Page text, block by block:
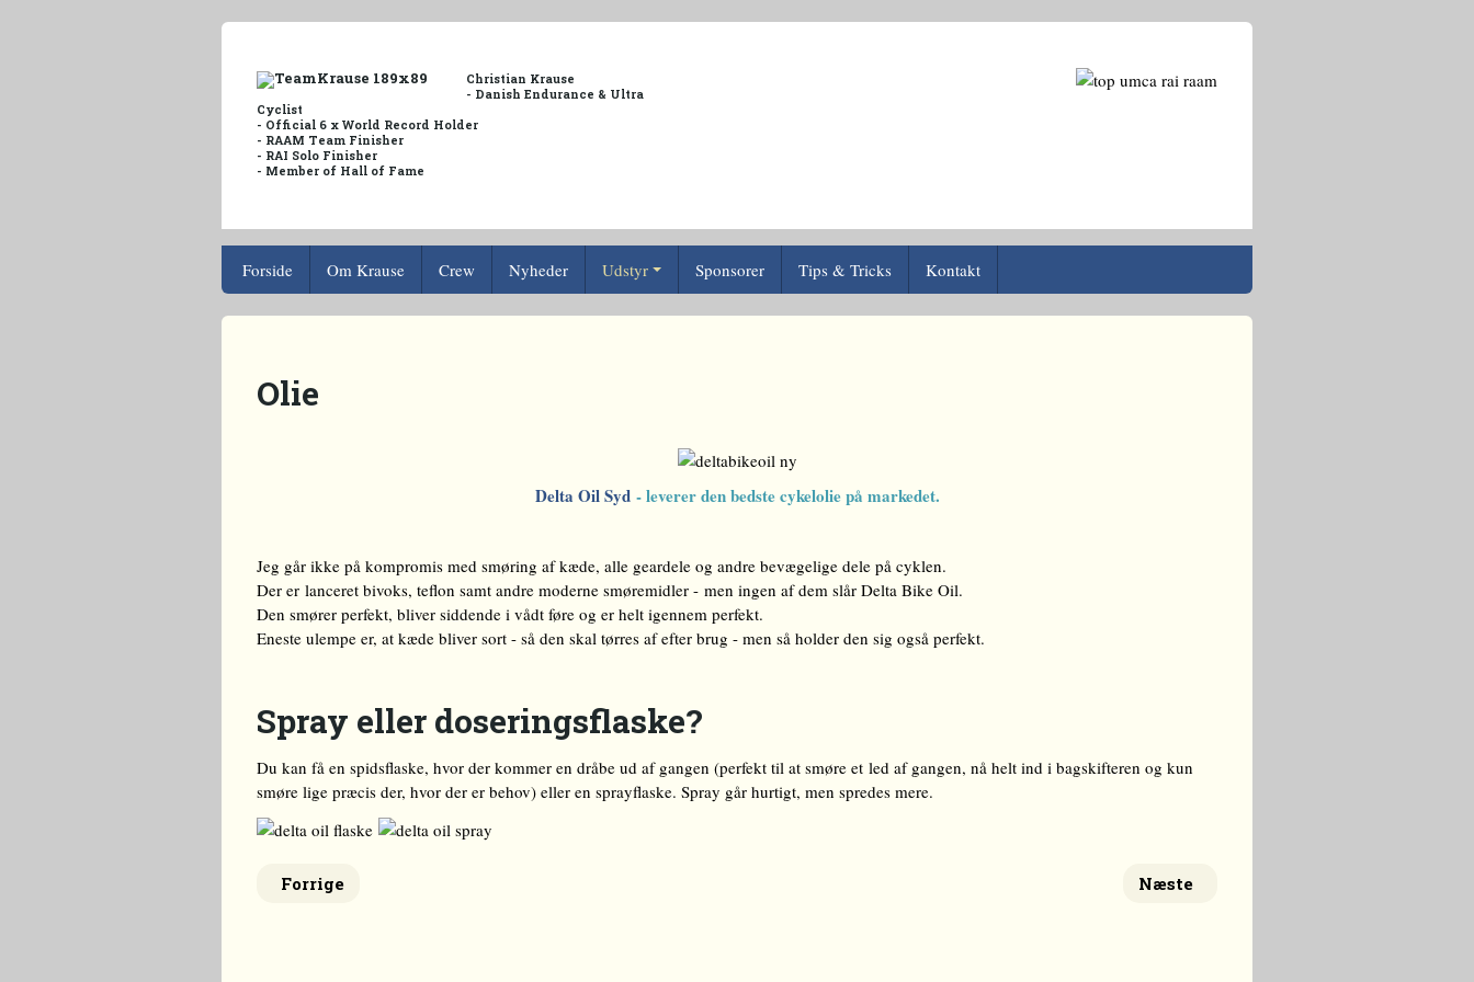
Christian Krause
- Danish Endurance & Ultra
Cyclist
- Official 6 x World Record Holder
- RAAM Team Finisher
- RAI Solo Finisher
- Member of Hall of Fame
Forside Om Krause Crew Nyheder Udstyr Sponsorer Tips & Tricks Kontakt
Olie
Delta Oil Syd- leverer den bedste cykelolie på markedet.
Jeg går ikke på kompromis med smøring af kæde, alle geardele og andre bevægelige dele på cyklen.
Der er lanceret bivoks, teflon samt andre moderne smøremidler - men ingen af dem slår Delta Bike Oil.
Den smører perfekt, bliver siddende i vådt føre og er helt igennem perfekt.
Eneste ulempe er, at kæde bliver sort - så den skal tørres af efter brug - men så holder den sig også perfekt.
Spray eller doseringsflaske?
Du kan få en spidsflaske, hvor der kommer en dråbe ud af gangen (perfekt til at smøre et led af gangen, nå helt ind i bagskifteren og kun
smøre lige præcis der, hvor der er behov) eller en sprayflaske. Spray går hurtigt, men spredes mere.
Forrige Næste